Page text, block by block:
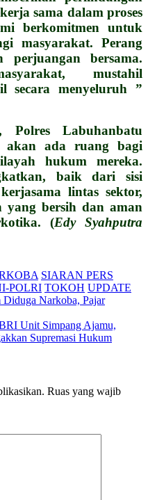
sama dalam proses
berkomitmen untuk
masyarakat. Perang
perjuangan bersama.
mustahil
secara menyeluruh ”
Polres Labuhanbatu
akan ada ruang bagi
hukum mereka.
baik dari sisi
lintas sektor,
yang bersih dan aman
(Edy Syahputra
SIARAN PERS
POLRI TOKOH UPDATE
Narkoba, Pajar
Unit Simpang Ajamu,
Supremasi Hukum
Ruas yang wajib